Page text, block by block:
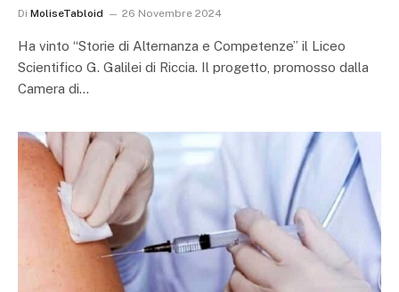
Di MoliseTabloid 26 Novembre 2024
Ha vinto “Storie di Alternanza e Competenze” il Liceo
Scientifico G. Galilei di Riccia. Il progetto, promosso dalla
Camera di…